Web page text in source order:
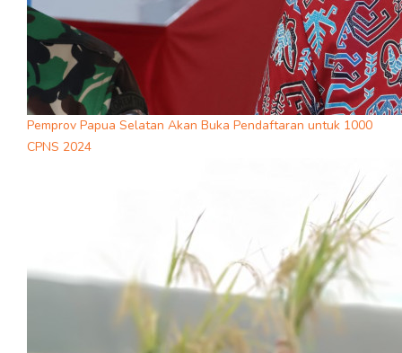
Pemprov Papua Selatan Akan Buka Pendaftaran untuk 1000
CPNS 2024